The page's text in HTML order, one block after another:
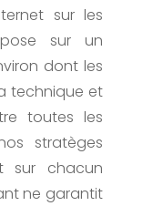
sur les
sur un
dont les
technique et
toutes les
stratèges
sur chacun
ne garantit